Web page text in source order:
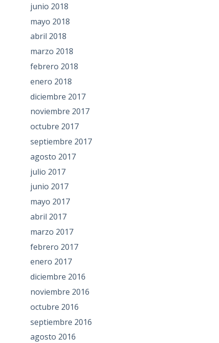
junio 2018
mayo 2018
abril 2018
marzo 2018
febrero 2018
enero 2018
diciembre 2017
noviembre 2017
octubre 2017
septiembre 2017
agosto 2017
julio 2017
junio 2017
mayo 2017
abril 2017
marzo 2017
febrero 2017
enero 2017
diciembre 2016
noviembre 2016
octubre 2016
septiembre 2016
agosto 2016